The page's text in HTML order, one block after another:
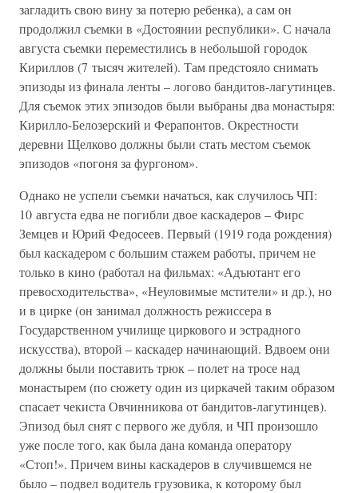
загладить свою вину за потерю ребенка), а сам он
продолжил съемки в «Достоянии республики». С начала
августа съемки переместились в небольшой городок
Кириллов (7 тысяч жителей). Там предстояло снимать
эпизоды из финала ленты – логово бандитов-лагутинцев.
Для съемок этих эпизодов были выбраны два монастыря:
Кирилло-Белозерский и Ферапонтов. Окрестности
деревни Щелково должны были стать местом съемок
эпизодов «погоня за фургоном».
Однако не успели съемки начаться, как случилось ЧП:
10 августа едва не погибли двое каскадеров – Фирс
Земцев и Юрий Федосеев. Первый (1919 года рождения)
был каскадером с большим стажем работы, причем не
только в кино (работал на фильмах: «Адъютант его
превосходительства», «Неуловимые мстители» и др.), но
и в цирке (он занимал должность режиссера в
Государственном училище циркового и эстрадного
искусства), второй – каскадер начинающий. Вдвоем они
должны были поставить трюк – полет на тросе над
монастырем (по сюжету один из циркачей таким образом
спасает чекиста Овчинникова от бандитов-лагутинцев).
Эпизод был снят с первого же дубля, и ЧП произошло
уже после того, как была дана команда оператору
«Стоп!». Причем вины каскадеров в случившемся не
было – подвел водитель грузовика, к которому был